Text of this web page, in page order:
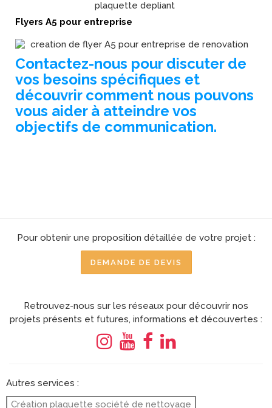
Flyers A5 pour entreprise
Contactez-nous pour discuter de
vos besoins spécifiques et
découvrir comment nous pouvons
vous aider à atteindre vos
objectifs de communication.
Pour obtenir une proposition détaillée de votre projet :
DEMANDE DE DEVIS
Retrouvez-nous sur les réseaux pour découvrir nos
projets présents et futures, informations et découvertes :
Autres services :
Création plaquette société de nettoyage